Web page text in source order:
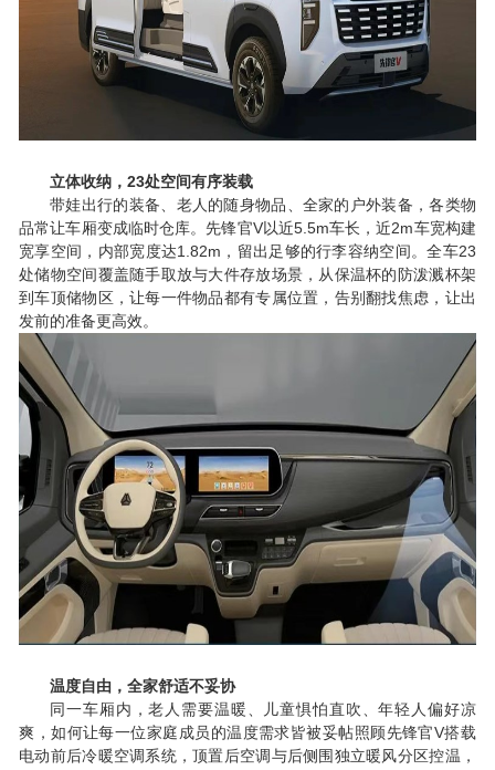
立体收纳，23处空间有序装载
带娃出行的装备、老人的随身物品、全家的户外装备，各类物
品常让车厢变成临时仓库。先锋官V以近5.5m车长，近2m车宽构建
宽享空间，内部宽度达1.82m ，留出足够的行李容纳空间。全车23
处储物空间覆盖随手取放与大件存放场景，从保温杯的防泼溅杯架
到车顶储物区，让每一件物品都有专属位置，告别翻找焦虑，让出
发前的准备更高效。
温度自由，全家舒适不妥协
同一车厢内，老人需要温暖、儿童惧怕直吹、年轻人偏好凉
爽，如何让每一位家庭成员的温度需求皆被妥帖照顾先锋官V搭载
电动前后冷暖空调系统，顶置后空调与后侧围独立暖风分区控温，